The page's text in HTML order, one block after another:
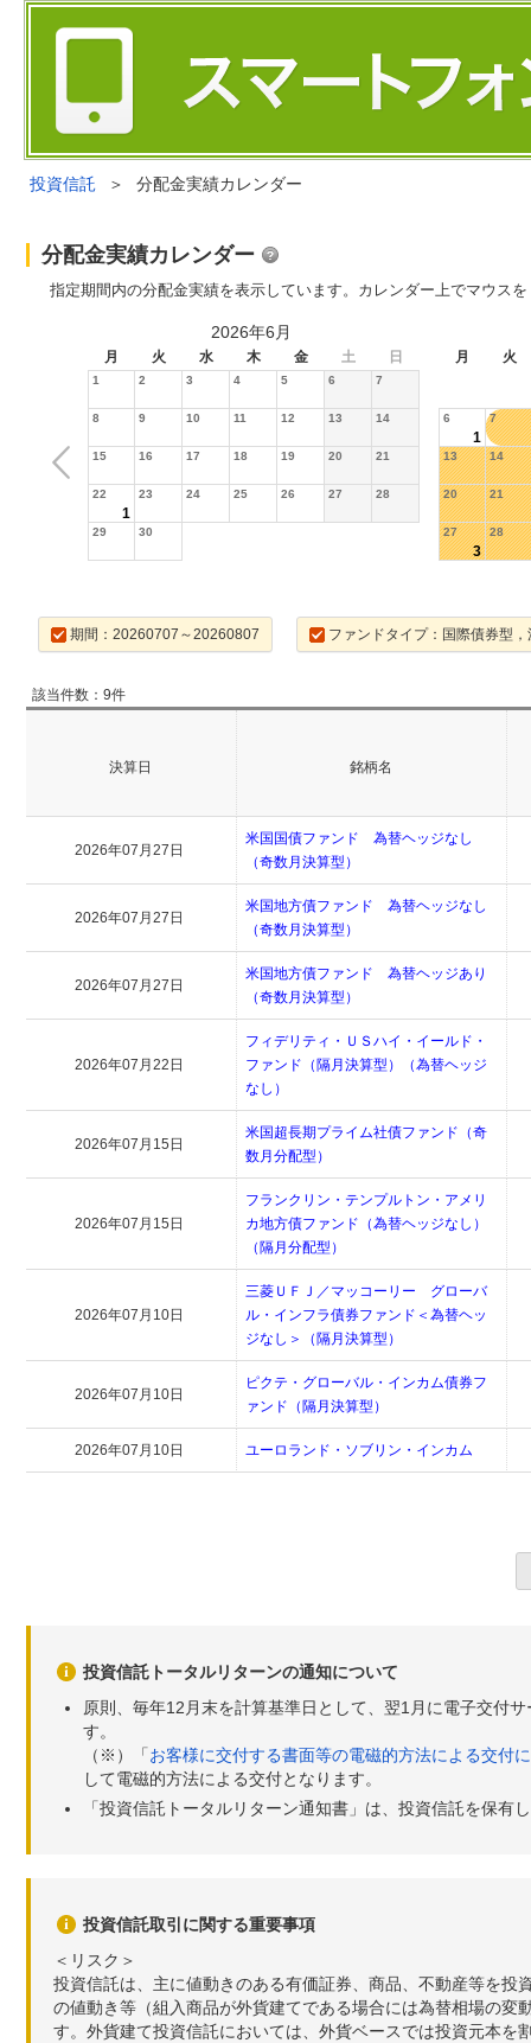
投資信託 ＞ 分配金実績カレンダー
分配金実績カレンダー
指定期間内の分配金実績を表示しています。カレンダー上でマウス
2026年6月
月 火 水 木 金 土 日 月 火
1 2 3 4 5 6 7
8 9 10 11 12 13 14
15 16 17 18 19 20 21
22
1
23 24 25 26 27 28
29 30
6
1
7
13 14
20 21
27
3
28
期間：20260707～20260807 ファンドタイプ：国際債券型
該当件数：9件
決算日 銘柄名
2026年07月27日
米国国債ファンド 為替ヘッジなし
（奇数月決算型）
2026年07月27日
米国地方債ファンド 為替ヘッジなし
（奇数月決算型）
2026年07月27日
米国地方債ファンド 為替ヘッジあり
（奇数月決算型）
2026年07月22日
フィデリティ・ＵＳハイ・イールド・
ファンド（隔月決算型）（為替ヘッジ
なし）
2026年07月15日
米国超長期プライム社債ファンド（奇
数月分配型）
2026年07月15日
フランクリン・テンプルトン・アメリ
カ地方債ファンド（為替ヘッジなし）
（隔月分配型）
2026年07月10日
三菱ＵＦＪ／マッコーリー グローバ
ル・インフラ債券ファンド＜為替ヘッ
ジなし＞（隔月決算型）
2026年07月10日
ピクテ・グローバル・インカム債券フ
ァンド（隔月決算型）
2026年07月10日 ユーロランド・ソブリン・インカム
投資信託トータルリターンの通知について
原則、毎年12月末を計算基準日として、翌1月に電子交付
す。
（※）「お客様に交付する書面等の電磁的方法による交付
して電磁的方法による交付となります。
「投資信託トータルリターン通知書」は、投資信託を保有
投資信託取引に関する重要事項
＜リスク＞
投資信託は、主に値動きのある有価証券、商品、不動産等を
の値動き等（組入商品が外貨建てである場合には為替相場の
す。外貨建て投資信託においては、外貨ベースでは投資元本